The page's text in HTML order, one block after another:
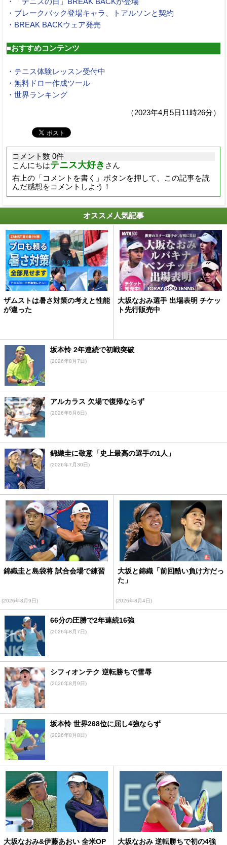
・「テニスの日」BREAK BACKが登場
・ブレークバック登場キャラ、トアルソンと契約
・BREAK BACKウェア発売
■おすすめコンテンツ
・テニス体験レッスン受付中
・無料ドロー作成ツール
・世界ランキング
（2023年4月5日11時26分）
コメント数 0件
こんにちはテニス大好き さん
右上の「コメントを書く」ボタンを押して、この記事を読
んだ感想をコメントしよう！
オススメ人気記事
ザムストは暑さ対策の考えと性能
が違った
大坂なおみ選手 出場表明 チケッ
ト先行販売中
坂本怜 2年連続で初戦突破
(2026年8月7日)
アルカラス 欠場で復帰ならず
(2026年8月6日)
錦織圭に敬意「史上最高の選手の1人」
(2026年7月30日)
錦織圭と島袋将 試合会場で練習
(2026年8月9日)
大坂と錦織「前回酷い負け方だっ
た」
(2026年8月4日)
66分の圧勝で2年連続16強
(2026年8月7日)
シフィオンテク 逆転勝ちで雪辱
(2026年8月9日)
坂本怜 世界268位に屈し4強ならず
(2026年8月8日)
大坂なおみ&伊藤あおい 全米OP
大坂なおみ 逆転勝ちで初の4強